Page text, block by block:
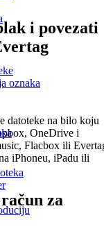
oznaka
i povezati
datoteke na bilo koju
OneDrive i
Flacbox ili
iPhoneu, iPadu ili
za